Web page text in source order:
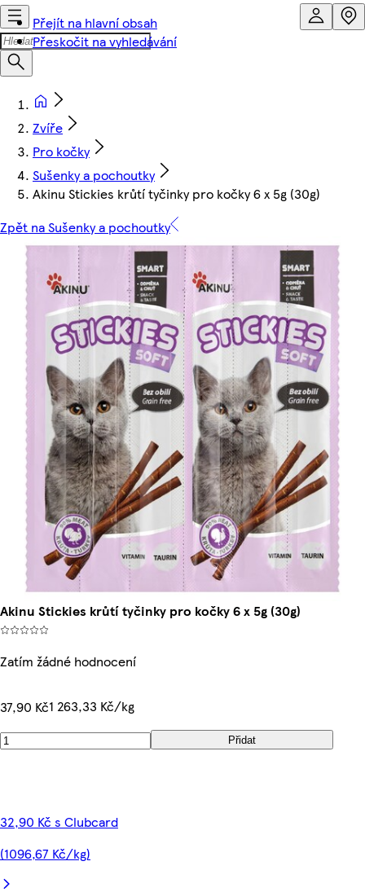
Přejít na hlavní obsah
Přeskočit na vyhledávání
Zvíře
Pro kočky
Sušenky a pochoutky
Akinu Stickies krůtí tyčinky pro kočky 6 x 5g (30g)
Zpět na Sušenky a pochoutky
Akinu Stickies krůtí tyčinky pro kočky 6 x 5g (30g)
Zatím žádné hodnocení
37,90 Kč1 263,33 Kč/kg
Přidat
32,90 Kč s Clubcard
(1096,67 Kč/kg)